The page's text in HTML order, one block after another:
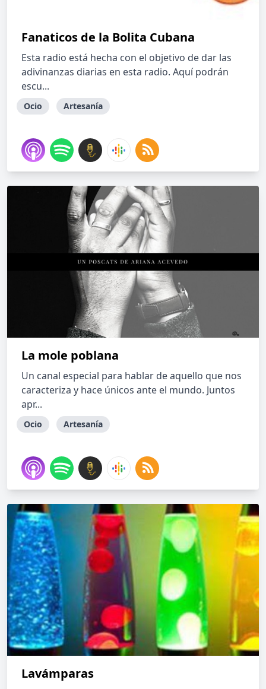
Fanaticos de la Bolita Cubana
Esta radio está hecha con el objetivo de dar las
adivinanzas diarias en esta radio. Aquí podrán
escu...
Ocio Artesanía
La mole poblana
Un canal especial para hablar de aquello que nos
caracteriza y hace únicos ante el mundo. Juntos
apr...
Ocio Artesanía
Lavámparas